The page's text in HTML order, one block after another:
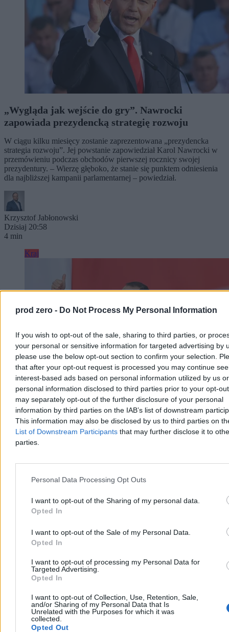
prod zero - Do Not Process My Personal Information
If you wish to opt-out of the sale, sharing to third parties, or
your personal or sensitive information for targeted advertising by
please use the below opt-out section to confirm your selection.
that after your opt-out request is processed you may continue
interest-based ads based on personal information utilized by us or
personal information disclosed to third parties prior to your opt-
may separately opt-out of the further disclosure of your personal
information by third parties on the IAB’s list of downstream
This information may also be disclosed by us to third parties on
List of Downstream Participants that may further disclose it to
parties.
Personal Data Processing Opt Outs
I want to opt-out of the Sharing of my personal data.
Opted In
I want to opt-out of the Sale of my Personal Data.
Opted In
I want to opt-out of processing my Personal Data for
Targeted Advertising.
Opted In
I want to opt-out of Collection, Use, Retention, Sale,
and/or Sharing of my Personal Data that Is
Unrelated with the Purposes for which it was
collected.
Opted Out
„Wygląda jak wejście do gry”. Nawrocki
zapowiada prezydencką strategię rozwoju
W ciągu kilku miesięcy zostanie zaprezentowana „prezydencka
strategia rozwoju”. Jej powstanie zapowiedział Karol Nawrocki w
przemówieniu podczas obchodów pierwszej rocznicy swojej
prezydentury. – Wierzę głęboko, że stanie się punktem odniesienia
dla najbliższej kampanii parlamentarnej – powiedział.
Krzysztof Jabłonowski
Dzisiaj 20:58
4 min
Kraj
Nawrocki podsumowuje pierwszy rok kadencji.
„Chcę, byście mnie oceniali”
– Bardzo się cieszę, że w rok od zaprzysiężenia jesteście ze swoim
tym, że mam być waszym głosem w Pałacu Prezydenckim –
zaprzysiężenia na stanowisko prezydenta RP. W trackie wystąpienia
prezydencka strategia rozwoju.
Paweł Żurek
Reklama
Reklama